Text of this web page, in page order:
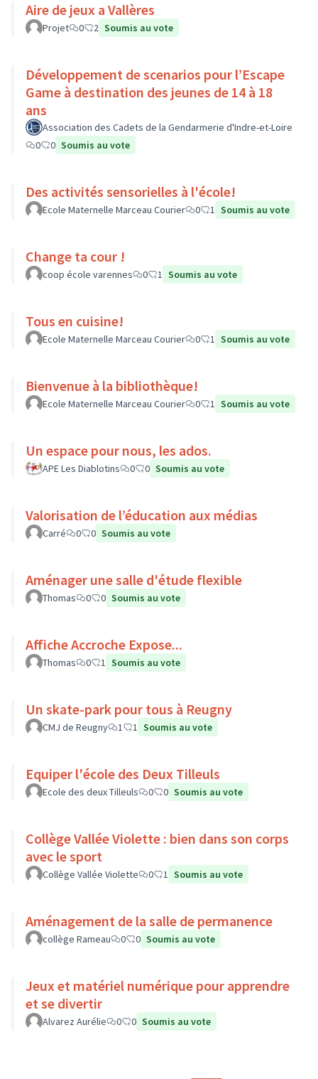
Aire de jeux a Vallères
Projet 0 2 Soumis au vote
Développement de scenarios pour l’Escape
Game à destination des jeunes de 14 à 18
ans
Association des Cadets de la Gendarmerie d'Indre-et-Loire
0
0 Soumis au vote
Des activités sensorielles à l'école!
Ecole Maternelle Marceau Courier 0 1 Soumis au vote
Change ta cour !
coop école varennes 0 1 Soumis au vote
Tous en cuisine!
Ecole Maternelle Marceau Courier 0 1 Soumis au vote
Bienvenue à la bibliothèque!
Ecole Maternelle Marceau Courier 0 1 Soumis au vote
Un espace pour nous, les ados.
APE Les Diablotins 0 0 Soumis au vote
Valorisation de l’éducation aux médias
Carré 0 0 Soumis au vote
Aménager une salle d'étude flexible
Thomas 0 0 Soumis au vote
Affiche Accroche Expose...
Thomas 0 1 Soumis au vote
Un skate-park pour tous à Reugny
CMJ de Reugny 1 1 Soumis au vote
Equiper l'école des Deux Tilleuls
Ecole des deux Tilleuls 0 0 Soumis au vote
Collège Vallée Violette : bien dans son corps
avec le sport
Collège Vallée Violette 0 1 Soumis au vote
Aménagement de la salle de permanence
collège Rameau 0 0 Soumis au vote
Jeux et matériel numérique pour apprendre
et se divertir
Alvarez Aurélie 0 0 Soumis au vote